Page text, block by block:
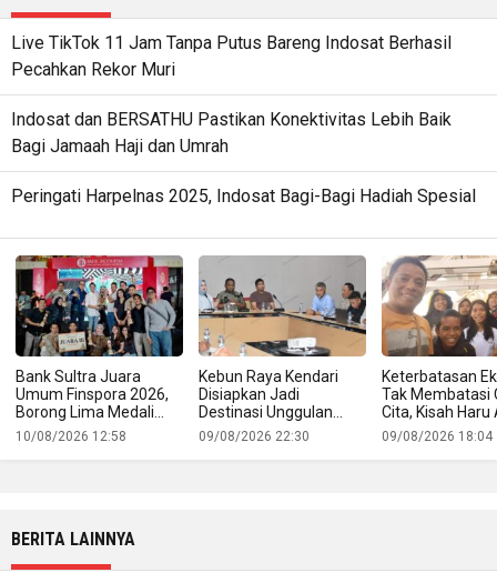
Live TikTok 11 Jam Tanpa Putus Bareng Indosat Berhasil
Pecahkan Rekor Muri
Indosat dan BERSATHU Pastikan Konektivitas Lebih Baik
Bagi Jamaah Haji dan Umrah
Peringati Harpelnas 2025, Indosat Bagi-Bagi Hadiah Spesial
Bank Sultra Juara
Umum Finspora 2026,
Borong Lima Medali
Emas
10/08/2026 12:58
Kebun Raya Kendari
Disiapkan Jadi
Destinasi Unggulan
hingga Tingkat
Internasional
09/08/2026 22:30
Keterbatasan
Tak Membatasi
Cita, Kisah Haru
Akbar di Atas
Kapal Ngapulu
09/08/2026 18:04
BERITA LAINNYA